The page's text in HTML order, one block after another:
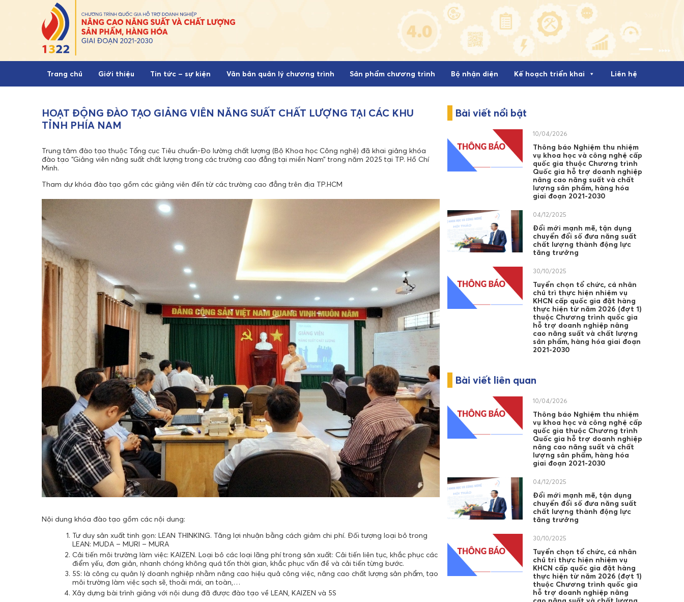
Trang chủ Giới thiệu Tin tức – sự kiện Văn bản quản lý chương trình Sản phẩm chương trình Bộ nhận diện Kế hoạch triển khai Liên hệ
HOẠT ĐỘNG ĐÀO TẠO GIẢNG VIÊN NĂNG SUẤT CHẤT LƯỢNG TẠI CÁC KHU
TỈNH PHÍA NAM
Trung tâm đào tạo thuộc Tổng cục Tiêu chuẩn-Đo lường chất lượng (Bộ Khoa học Công nghệ) đã khai giảng khóa
đào tạo “Giảng viên năng suất chất lượng trong các trường cao đẳng tại miền Nam” trong năm 2025 tại TP. Hồ Chí
Minh.
Tham dự khóa đào tạo gồm các giảng viên đến từ các trường cao đẳng trên địa TP.HCM
Nội dung khóa đào tạo gồm các nội dung:
Tư duy sản xuất tinh gọn: LEAN THINKING. Tăng lợi nhuận bằng cách giảm chi phí. Đối tượng loại bỏ trong
LEAN: MUDA – MURI – MURA
Cải tiến môi trường làm việc: KAIZEN. Loại bỏ các loại lãng phí trong sản xuất: Cải tiến liên tục, khắc phục các
điểm yếu, đơn giản, nhanh chóng không quá tốn thời gian, khắc phục vấn đề và cải tiến từng bước.
5S: là công cụ quản lý doanh nghiệp nhằm nâng cao hiệu quả công việc, nâng cao chất lượng sản phẩm, tạo
môi trường làm việc sạch sẽ, thoải mái, an toàn,…
Xây dựng bài trình giảng với nội dung đã được đào tạo về LEAN, KAIZEN và 5S
Bài viết nổi bật
10/04/2026
Thông báo Nghiệm thu nhiệm
vụ khoa học và công nghệ cấp
quốc gia thuộc Chương trình
Quốc gia hỗ trợ doanh nghiệp
nâng cao năng suất và chất
lượng sản phẩm, hàng hóa
giai đoạn 2021-2030
04/12/2025
Đổi mới mạnh mẽ, tận dụng
chuyển đổi số đưa năng suất
chất lượng thành động lực
tăng trưởng
30/10/2025
Tuyển chọn tổ chức, cá nhân
chủ trì thực hiện nhiệm vụ
KHCN cấp quốc gia đặt hàng
thực hiện từ năm 2026 (đợt 1)
thuộc Chương trình quốc gia
hỗ trợ doanh nghiệp nâng
cao năng suất và chất lượng
sản phẩm, hàng hóa giai đoạn
2021-2030
Bài viết liên quan
10/04/2026
Thông báo Nghiệm thu nhiệm
vụ khoa học và công nghệ cấp
quốc gia thuộc Chương trình
Quốc gia hỗ trợ doanh nghiệp
nâng cao năng suất và chất
lượng sản phẩm, hàng hóa
giai đoạn 2021-2030
04/12/2025
Đổi mới mạnh mẽ, tận dụng
chuyển đổi số đưa năng suất
chất lượng thành động lực
tăng trưởng
30/10/2025
Tuyển chọn tổ chức, cá nhân
chủ trì thực hiện nhiệm vụ
KHCN cấp quốc gia đặt hàng
thực hiện từ năm 2026 (đợt 1)
thuộc Chương trình quốc gia
hỗ trợ doanh nghiệp nâng